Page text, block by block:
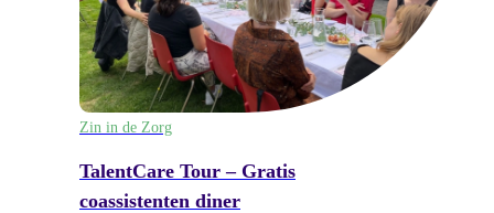
Zin in de Zorg
TalentCare Tour – Gratis
coassistenten diner